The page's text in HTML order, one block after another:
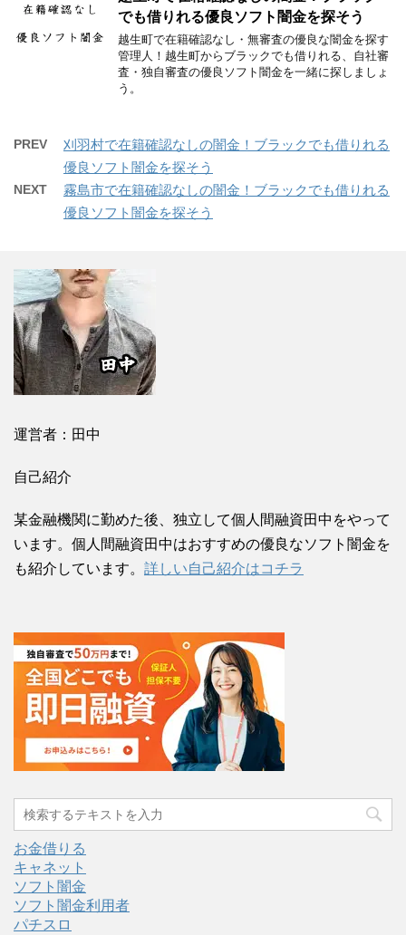
でも借りれる優良ソフト闇金を探そう
越生町で在籍確認なし・無審査の優良な闇金を探す
管理人！越生町からブラックでも借りれる、自社審
査・独自審査の優良ソフト闇金を一緒に探しましょ
う。
PREV
刈羽村で在籍確認なしの闇金！ブラックでも借りれる
優良ソフト闇金を探そう
NEXT
霧島市で在籍確認なしの闇金！ブラックでも借りれる
優良ソフト闇金を探そう
運営者：田中
自己紹介
某金融機関に勤めた後、独立して個人間融資田中をやって
います。個人間融資田中はおすすめの優良なソフト闇金を
も紹介しています。 詳しい自己紹介はコチラ
お金借りる
キャネット
ソフト闇金
ソフト闇金利用者
パチスロ